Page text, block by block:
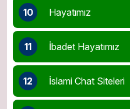
10 Hayatımız
11 İbadet Hayatımız
12 İslami Chat Siteleri